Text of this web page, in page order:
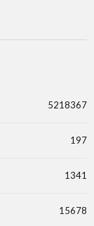
5218367
197
1341
15678